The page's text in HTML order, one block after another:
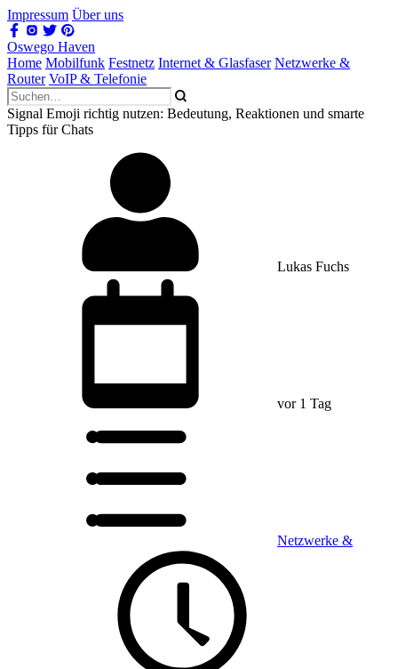
Impressum Über uns
Oswego Haven
Home Mobilfunk Festnetz Internet & Glasfaser Netzwerke &
Router VoIP & Telefonie
Signal Emoji richtig nutzen: Bedeutung, Reaktionen und smarte
Tipps für Chats
Lukas Fuchs
vor 1 Tag
Netzwerke &